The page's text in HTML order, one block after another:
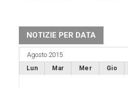
NOTIZIE PER DATA
Agosto 2015
Lun Mar Mer Gio